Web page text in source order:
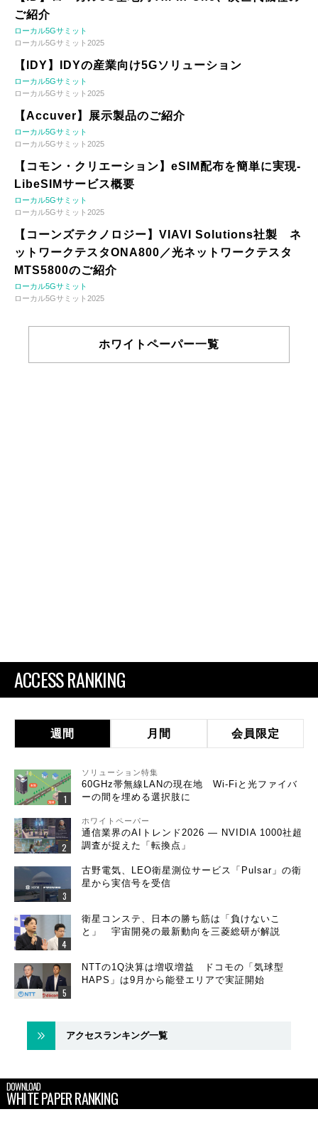
ご紹介
ローカル5Gサミット
ローカル5Gサミット2025
【IDY】IDYの産業向け5Gソリューション
ローカル5Gサミット
ローカル5Gサミット2025
【Accuver】展示製品のご紹介
ローカル5Gサミット
ローカル5Gサミット2025
【コモン・クリエーション】eSIM配布を簡単に実現-
LibeSIMサービス概要
ローカル5Gサミット
ローカル5Gサミット2025
【コーンズテクノロジー】VIAVI Solutions社製 ネ
ットワークテスタONA800／光ネットワークテスタ
MTS5800のご紹介
ローカル5Gサミット
ローカル5Gサミット2025
ホワイトペーパー一覧
ACCESS RANKING
週間 月間 会員限定
ソリューション特集
60GHz帯無線LANの現在地 Wi-Fiと光ファイバ
ーの間を埋める選択肢に
ホワイトペーパー
通信業界のAIトレンド2026 ― NVIDIA 1000社超
調査が捉えた「転換点」
古野電気、LEO衛星測位サービス「Pulsar」の衛
星から実信号を受信
衛星コンステ、日本の勝ち筋は「負けないこ
と」 宇宙開発の最新動向を三菱総研が解説
NTTの1Q決算は増収増益 ドコモの「気球型
HAPS」は9月から能登エリアで実証開始
アクセスランキング一覧
DOWNLOAD
WHITE PAPER RANKING